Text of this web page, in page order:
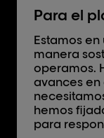
Para el
Estamos
manera
operamos.
avances en
hemos
para